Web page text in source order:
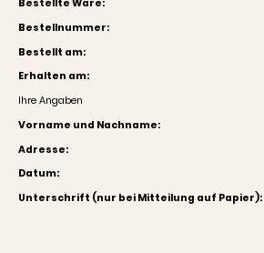
Bestellte Ware:
Bestellnummer:
Bestellt am:
Erhalten am:
Ihre Angaben
Vorname und Nachname:
Adresse:
Datum:
Unterschrift (nur bei Mitteilung auf Papier):